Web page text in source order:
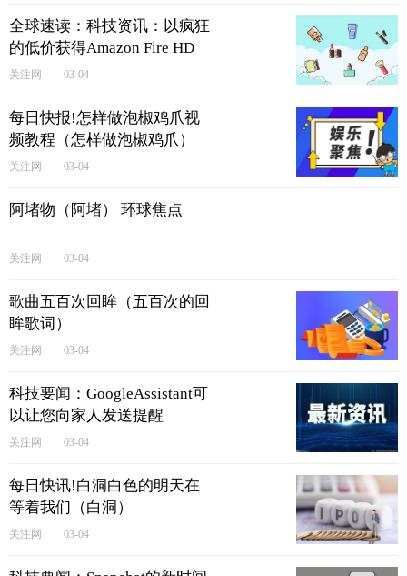
全球速读：科技资讯：以疯狂
的低价获得Amazon Fire HD
10平板电脑
关注网 03-04
每日快报!怎样做泡椒鸡爪视
频教程（怎样做泡椒鸡爪）
关注网 03-04
阿堵物（阿堵） 环球焦点
关注网 03-04
歌曲五百次回眸（五百次的回
眸歌词）
关注网 03-04
科技要闻：GoogleAssistant可
以让您向家人发送提醒
关注网 03-04
每日快讯!白洞白色的明天在
等着我们（白洞）
关注网 03-04